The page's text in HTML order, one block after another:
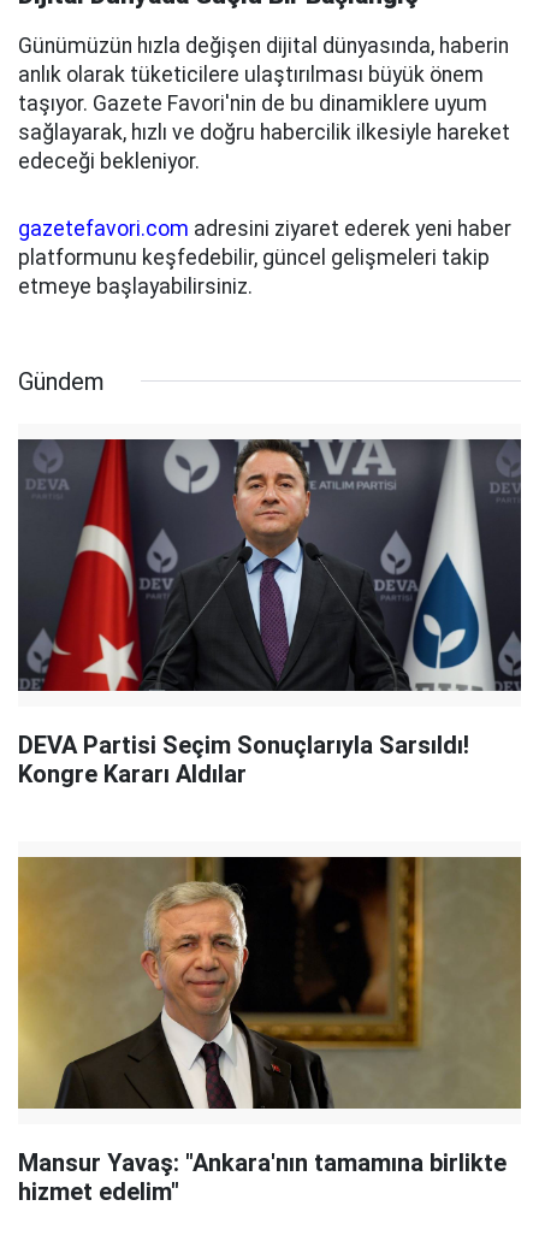
Günümüzün hızla değişen dijital dünyasında, haberin
anlık olarak tüketicilere ulaştırılması büyük önem
taşıyor. Gazete Favori'nin de bu dinamiklere uyum
sağlayarak, hızlı ve doğru habercilik ilkesiyle hareket
edeceği bekleniyor.
gazetefavori.com adresini ziyaret ederek yeni haber
platformunu keşfedebilir, güncel gelişmeleri takip
etmeye başlayabilirsiniz.
Gündem
DEVA Partisi Seçim Sonuçlarıyla Sarsıldı!
Kongre Kararı Aldılar
Mansur Yavaş: "Ankara'nın tamamına birlikte
hizmet edelim"